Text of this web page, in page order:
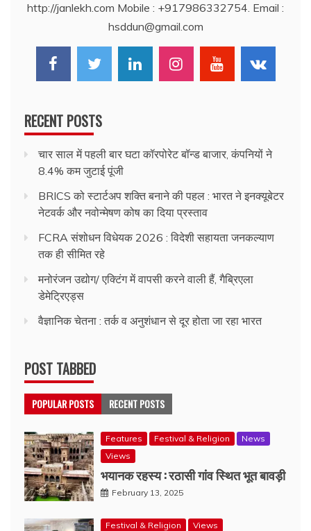
http://janlekh.com Mobile : +917986332754. Email :
hsddun@gmail.com
RECENT POSTS
चार साल में पहली बार घटा कॉरपोरेट बॉन्ड बाजार, कंपनियों ने
8.4% कम जुटाई पूंजी
BRICS को स्टार्टअप शक्ति बनाने की पहल : भारत ने इनक्यूबेटर
नेटवर्क और नवोन्मेषण कोष का दिया प्रस्ताव
FCRA संशोधन विधेयक 2026 : विदेशी सहायता जनकल्याण
तक ही सीमित रहे
मनोरंजन उद्योग/ एक्टिंग में वापसी करने वाली हैं, गैब्रिएला
डेमेट्रिएड्स
वैज्ञानिक चेतना : तर्क व अनुशंधान से दूर होता जा रहा भारत
POST TABBED
POPULAR POSTS RECENT POSTS
Features Festival & Religion
News
Views
भयानक रहस्य : रठासी गांव स्थित भूत बावड़ी
February 13, 2025
Festival & Religion Views